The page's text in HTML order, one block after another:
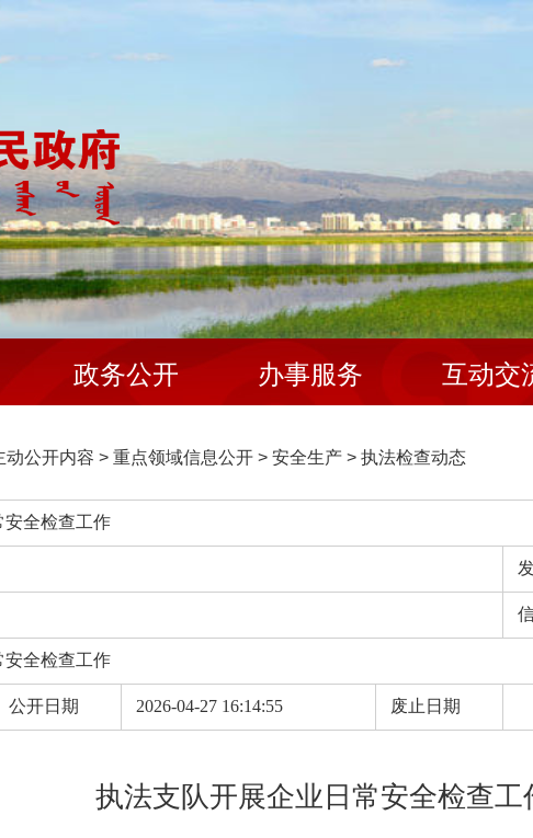
政务公开 办事服务 互动交
动公开内容 > 重点领域信息公开 > 安全生产 > 执法检查动态
安全检查工作
安全检查工作
公开日期 2026-04-27 16:14:55 废止日期
执法支队开展企业日常安全检查工